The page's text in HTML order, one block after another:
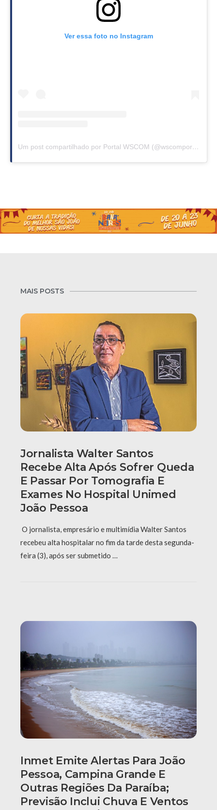
Ver essa foto no Instagram
Um post compartilhado por Portal WSCOM (@wscomportal)
MAIS POSTS
Jornalista Walter Santos
Recebe Alta Após Sofrer Queda
E Passar Por Tomografia E
Exames No Hospital Unimed
João Pessoa
O jornalista, empresário e multimídia Walter Santos
recebeu alta hospitalar no fim da tarde desta segunda-
feira (3), após ser submetido …
Inmet Emite Alertas Para João
Pessoa, Campina Grande E
Outras Regiões Da Paraíba;
Previsão Inclui Chuva E Ventos